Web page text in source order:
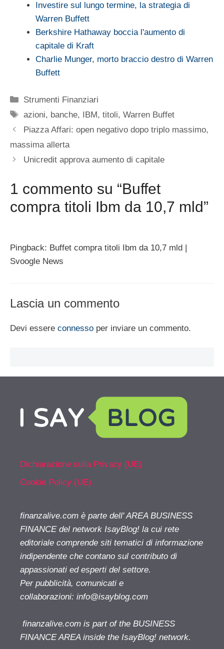
Investire sul lungo termine, la strategia di
Warren Buffett
Berkshire Hathaway boccia l'aumento di
capitale di Kraft
Charlie Munger, morto braccio destro di Warren
Buffett
Categorie
Strumenti Finanziari
Tag
azioni, banche, IBM,titoli,Warren Buffet
Piazza Affari: open negativo dopo triplo massimo,
massima allerta
Unicredit approva aumento di capitale
1 commento su “Buffet
compra titoli Ibm da 10,7 mld”
Pingback: Buffet compra titoli Ibm da 10,7 mld |
Svoogle News
Lascia un commento
Devi essere connesso per inviare un commento.
Dichiarazione sulla Privacy (UE)
Cookie Policy (UE)
finanzalive.com è parte dell' AREA BUSINESS
FINANCE del network IsayBlog! la cui rete
editoriale comprende siti tematici di informazione
indipendente che contano sul contributo di
appassionati ed esperti del settore.
Per pubblicità, comunicati e
collaborazioni: info@isayblog.com
finanzalive.com is part of the BUSINESS
FINANCE AREA inside the IsayBlog! network.